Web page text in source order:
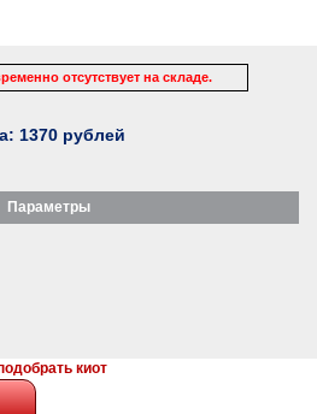
отсутствует на складе.
1370 рублей
Параметры
киот